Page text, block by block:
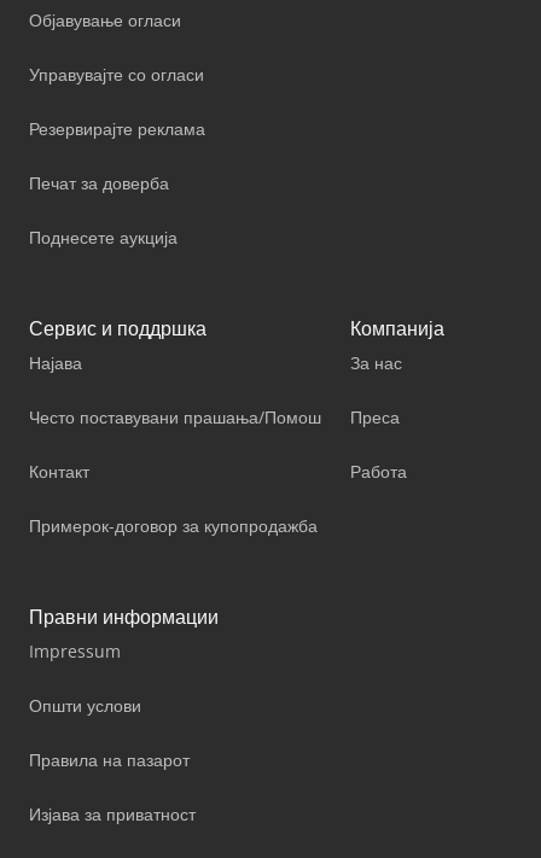
Објавување огласи
Управувајте со огласи
Резервирајте реклама
Печат за доверба
Поднесете аукција
Сервис и поддршка
Најава
Често поставувани прашања/Помош
Контакт
Примерок-договор за купопродажба
Компанија
За нас
Преса
Работа
Правни информации
Impressum
Општи услови
Правила на пазарот
Изјава за приватност